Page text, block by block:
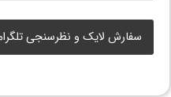
سفارش لایک و نظرسنجی